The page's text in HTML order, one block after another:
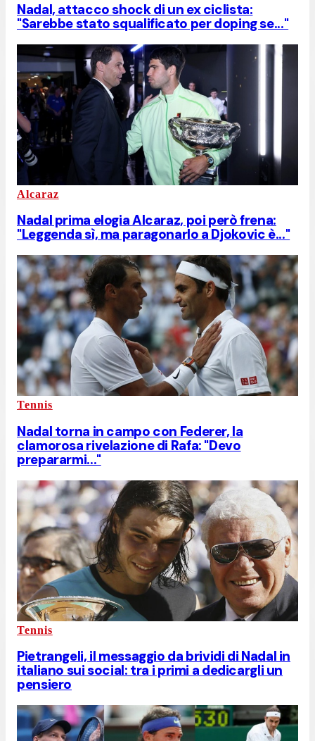
Nadal, attacco shock di un ex ciclista:
"Sarebbe stato squalificato per doping se..."
Alcaraz
Nadal prima elogia Alcaraz, poi però frena:
"Leggenda sì, ma paragonarlo a Djokovic è..."
Tennis
Nadal torna in campo con Federer, la
clamorosa rivelazione di Rafa: "Devo
prepararmi..."
Tennis
Pietrangeli, il messaggio da brividi di Nadal in
italiano sui social: tra i primi a dedicargli un
pensiero